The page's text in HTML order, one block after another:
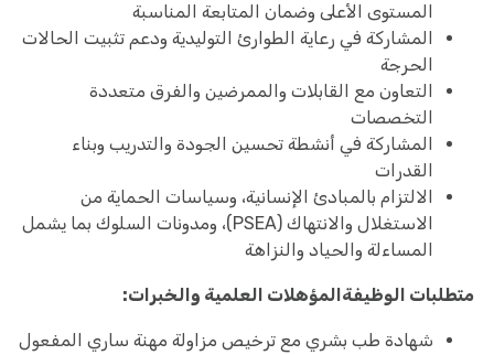
المستوى الأعلى وضمان المتابعة المناسبة
المشاركة في رعاية الطوارئ التوليدية ودعم تثبيت الحالات
الحرجة
التعاون مع القابلات والممرضين والفرق متعددة
التخصصات
المشاركة في أنشطة تحسين الجودة والتدريب وبناء
القدرات
الالتزام بالمبادئ الإنسانية، وسياسات الحماية من
الاستغلال والانتهاك (PSEA)، ومدونات السلوك بما يشمل
المساءلة والحياد والنزاهة
متطلبات الوظيفةالمؤهلات العلمية والخبرات:
شهادة طب بشري مع ترخيص مزاولة مهنة ساري المفعول